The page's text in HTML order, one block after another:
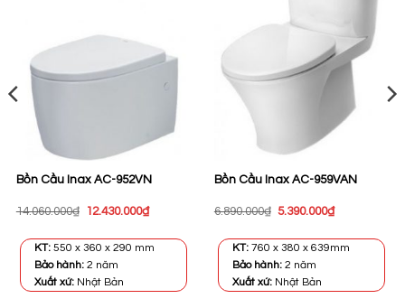
Bồn Cầu Inax AC-952VN
14.060.000₫
Giá
14.060.000₫.
12.430.000₫Giá
là:
KT: 550 x 360 x 290 mm
Bảo hành:2 năm
Xuất xứ: Nhật Bản
Bồn Cầu Inax AC-959VAN
6.890.000₫ Giá
6.890.000₫.
5.390.000₫Giá
là:
KT:760 x 380 x 639mm
Bảo hành:2 năm
Xuất xứ: Nhật Bản